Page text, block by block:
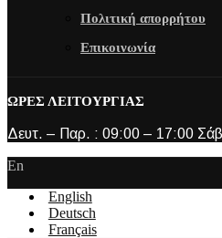
Πολιτική απορρήτου
Επικοινωνία
ΩΡΕΣ ΛΕΙΤΟΥΡΓΙΑΣ
Δευτ. – Παρ. : 09:00 – 17:00
En
English
Deutsch
Français